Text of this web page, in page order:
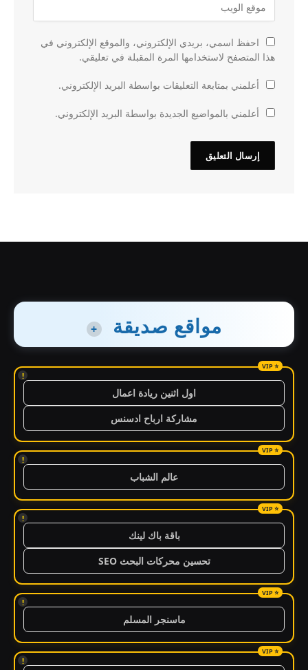
احفظ اسمي، بريدي الإلكتروني، والموقع الإلكتروني في
هذا المتصفح لاستخدامها المرة المقبلة في تعليقي.
أعلمني بمتابعة التعليقات بواسطة البريد الإلكتروني.
أعلمني بالمواضيع الجديدة بواسطة البريد الإلكتروني.
مواقع صديقة +
!
اول اثنين ريادة اعمال
مشاركة ارباح ادسنس
!
عالم الشباب
!
باقة باك لينك
تحسين محركات البحث SEO
!
ماسنجر المسلم
!